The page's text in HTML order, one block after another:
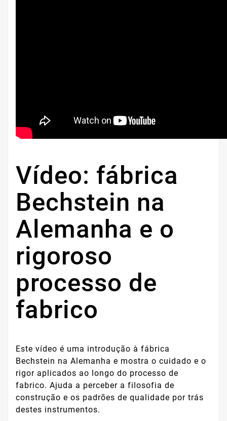
Vídeo: fábrica
Bechstein na
Alemanha e o
rigoroso
processo de
fabrico
Este vídeo é uma introdução à fábrica
Bechstein na Alemanha e mostra o cuidado e o
rigor aplicados ao longo do processo de
fabrico. Ajuda a perceber a filosofia de
construção e os padrões de qualidade por trás
destes instrumentos.